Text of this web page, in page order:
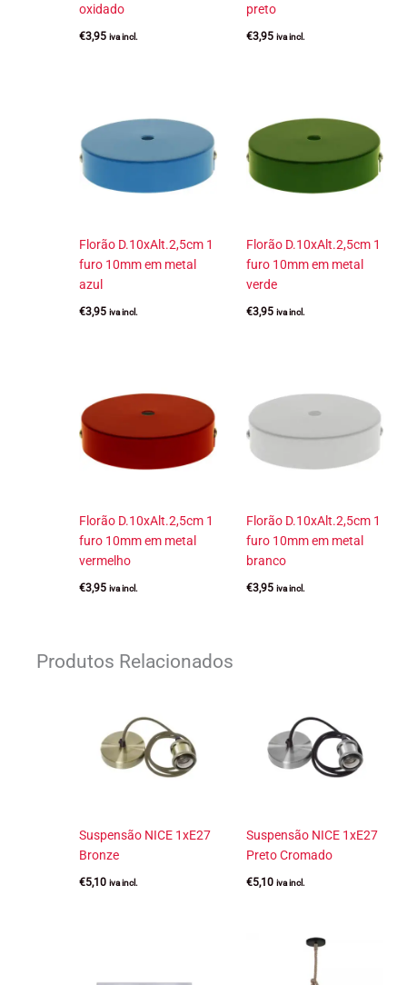
oxidado
€3,95 iva incl.
preto
€3,95 iva incl.
Florão D.10xAlt.2,5cm 1
furo 10mm em metal
azul
€3,95 iva incl.
Florão D.10xAlt.2,5cm 1
furo 10mm em metal
verde
€3,95 iva incl.
Florão D.10xAlt.2,5cm 1
furo 10mm em metal
vermelho
€3,95 iva incl.
Florão D.10xAlt.2,5cm 1
furo 10mm em metal
branco
€3,95 iva incl.
Produtos Relacionados
Suspensão NICE 1xE27
Bronze
€5,10 iva incl.
Suspensão NICE 1xE27
Preto Cromado
€5,10 iva incl.